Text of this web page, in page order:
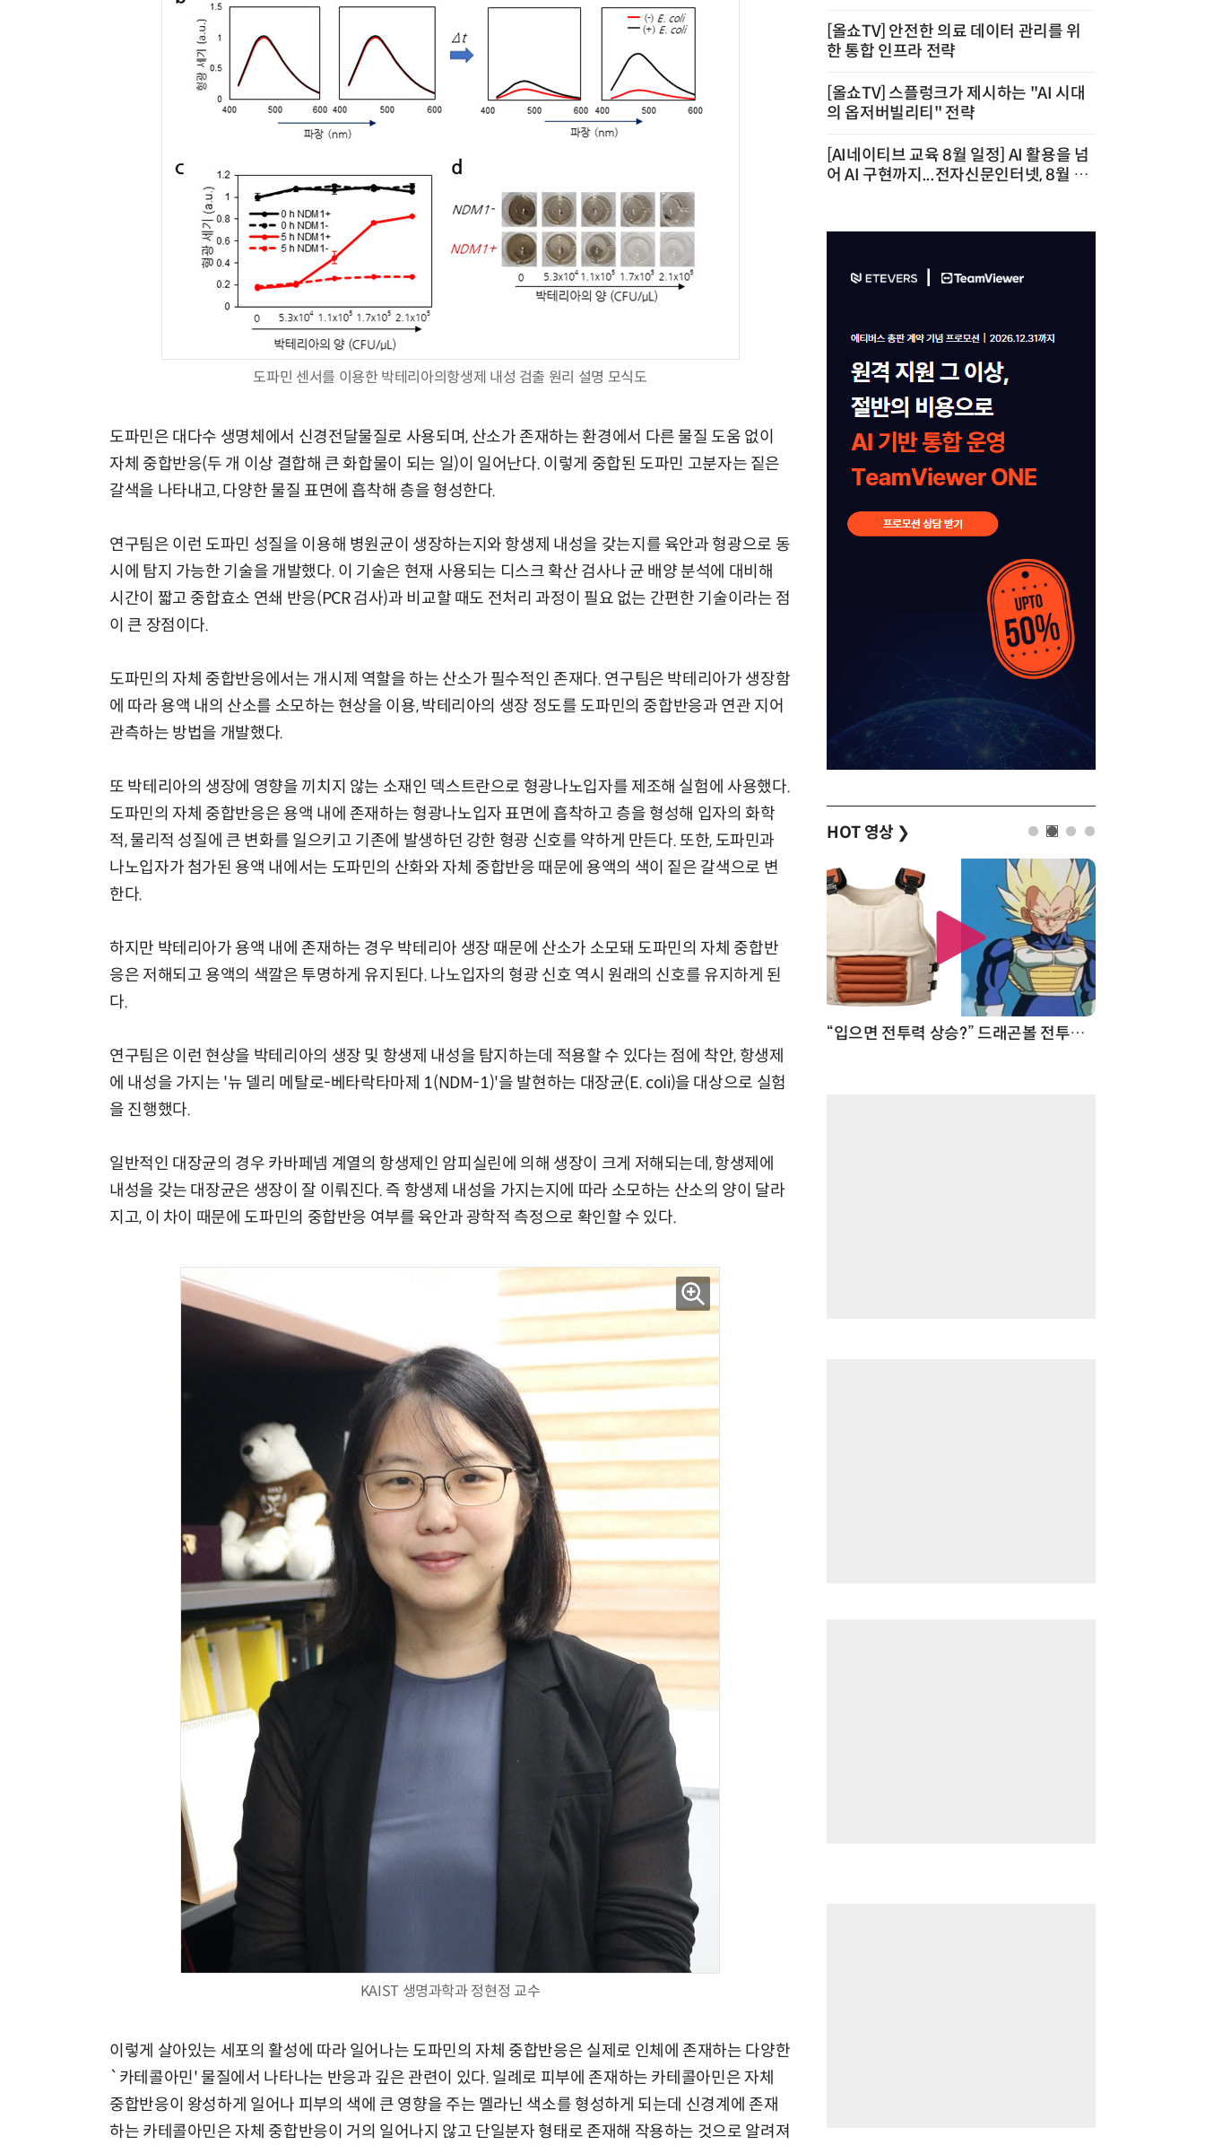
도파민 센서를 이용한 박테리아의항생제 내성 검출 원리 설명 모식도
도파민은 대다수 생명체에서 신경전달물질로 사용되며, 산소가 존재하는 환경에서 다른 물질 도움 없이
자체 중합반응(두 개 이상 결합해 큰 화합물이 되는 일)이 일어난다. 이렇게 중합된 도파민 고분자는 짙은
갈색을 나타내고, 다양한 물질 표면에 흡착해 층을 형성한다.
연구팀은 이런 도파민 성질을 이용해 병원균이 생장하는지와 항생제 내성을 갖는지를 육안과 형광으로 동
시에 탐지 가능한 기술을 개발했다. 이 기술은 현재 사용되는 디스크 확산 검사나 균 배양 분석에 대비해
시간이 짧고 중합효소 연쇄 반응(PCR 검사)과 비교할 때도 전처리 과정이 필요 없는 간편한 기술이라는 점
이 큰 장점이다.
도파민의 자체 중합반응에서는 개시제 역할을 하는 산소가 필수적인 존재다. 연구팀은 박테리아가 생장함
에 따라 용액 내의 산소를 소모하는 현상을 이용, 박테리아의 생장 정도를 도파민의 중합반응과 연관 지어
관측하는 방법을 개발했다.
또 박테리아의 생장에 영향을 끼치지 않는 소재인 덱스트란으로 형광나노입자를 제조해 실험에 사용했다.
도파민의 자체 중합반응은 용액 내에 존재하는 형광나노입자 표면에 흡착하고 층을 형성해 입자의 화학
적, 물리적 성질에 큰 변화를 일으키고 기존에 발생하던 강한 형광 신호를 약하게 만든다. 또한, 도파민과
나노입자가 첨가된 용액 내에서는 도파민의 산화와 자체 중합반응 때문에 용액의 색이 짙은 갈색으로 변
한다.
하지만 박테리아가 용액 내에 존재하는 경우 박테리아 생장 때문에 산소가 소모돼 도파민의 자체 중합반
응은 저해되고 용액의 색깔은 투명하게 유지된다. 나노입자의 형광 신호 역시 원래의 신호를 유지하게 된
다.
연구팀은 이런 현상을 박테리아의 생장 및 항생제 내성을 탐지하는데 적용할 수 있다는 점에 착안, 항생제
에 내성을 가지는 '뉴 델리 메탈로-베타락타마제 1(NDM-1)'을 발현하는 대장균(E. coli)을 대상으로 실험
을 진행했다.
일반적인 대장균의 경우 카바페넴 계열의 항생제인 암피실린에 의해 생장이 크게 저해되는데, 항생제에
내성을 갖는 대장균은 생장이 잘 이뤄진다. 즉 항생제 내성을 가지는지에 따라 소모하는 산소의 양이 달라
지고, 이 차이 때문에 도파민의 중합반응 여부를 육안과 광학적 측정으로 확인할 수 있다.
KAIST 생명과학과 정현정 교수
이렇게 살아있는 세포의 활성에 따라 일어나는 도파민의 자체 중합반응은 실제로 인체에 존재하는 다양한
`카테콜아민' 물질에서 나타나는 반응과 깊은 관련이 있다. 일례로 피부에 존재하는 카테콜아민은 자체
중합반응이 왕성하게 일어나 피부의 색에 큰 영향을 주는 멜라닌 색소를 형성하게 되는데 신경계에 존재
하는 카테콜아민은 자체 중합반응이 거의 일어나지 않고 단일분자 형태로 존재해 작용하는 것으로 알려져
[올쇼TV] 안전한 의료 데이터 관리를 위
한 통합 인프라 전략
[올쇼TV] 스플렁크가 제시하는 "AI 시대
의 옵저버빌리티" 전략
[AI네이티브 교육 8월 일정] AI 활용을 넘
어 AI 구현까지...전자신문인터넷, 8월 실
HOT 영상 ❯
“입으면 전투력 상승?” 드래곤볼 전투복 닮은 중량조끼